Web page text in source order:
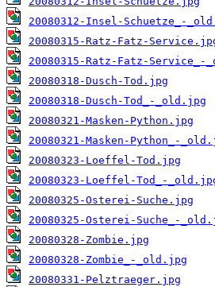
20080312-Insel-Schuetze_-
20080315-Ratz-Fatz-
20080315-Ratz-Fatz-Service_-
20080318-Dusch-Tod.jpg
20080318-Dusch-Tod_-_old.jpg
20080321-Masken-Python.jpg
20080321-Masken-Python_-
20080323-Loeffel-Tod.jpg
20080323-Loeffel-Tod_-
20080325-Osterei-Suche.jpg
20080325-Osterei-Suche_-
20080328-Zombie.jpg
20080328-Zombie_-_old.jpg
20080331-Pelztraeger.jpg